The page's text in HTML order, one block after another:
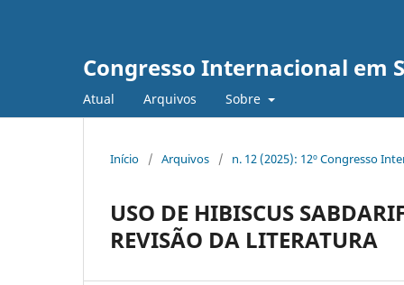
Congresso Internacional em
Atual Arquivos Sobre
Início / Arquivos / n. 12 (2025): 12º Congresso
USO DE HIBISCUS
REVISÃO DA LITERATURA